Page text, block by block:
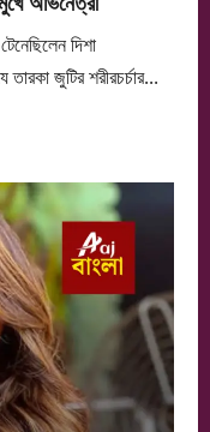
দিশা
জুটির শরীরচর্চার...